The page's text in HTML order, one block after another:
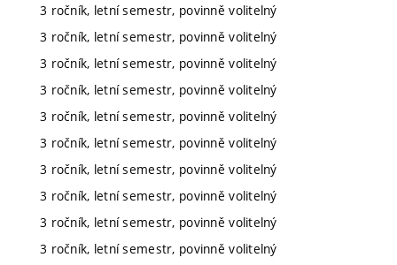
3 ročník, letní semestr, povinně volitelný
3 ročník, letní semestr, povinně volitelný
3 ročník, letní semestr, povinně volitelný
3 ročník, letní semestr, povinně volitelný
3 ročník, letní semestr, povinně volitelný
3 ročník, letní semestr, povinně volitelný
3 ročník, letní semestr, povinně volitelný
3 ročník, letní semestr, povinně volitelný
3 ročník, letní semestr, povinně volitelný
3 ročník, letní semestr, povinně volitelný